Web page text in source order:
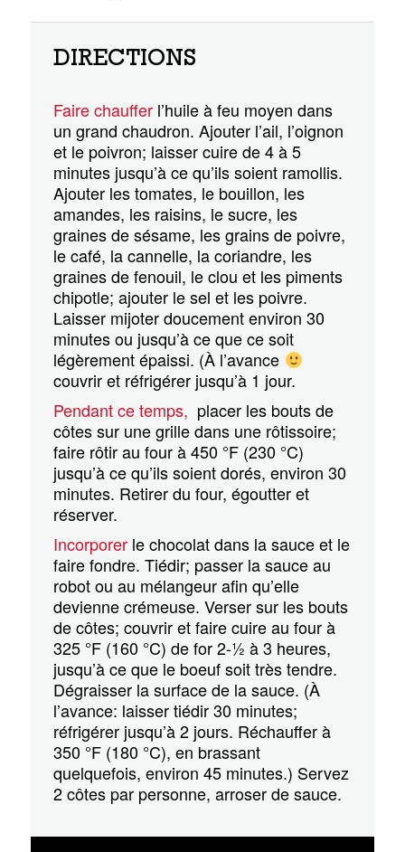
DIRECTIONS
Faire chauffer l’huile à feu moyen dans
un grand chaudron. Ajouter l’ail, l’oignon
et le poivron; laisser cuire de 4 à 5
minutes jusqu’à ce qu’ils soient ramollis.
Ajouter les tomates, le bouillon, les
amandes, les raisins, le sucre, les
graines de sésame, les grains de poivre,
le café, la cannelle, la coriandre, les
graines de fenouil, le clou et les piments
chipotle; ajouter le sel et les poivre.
Laisser mijoter doucement environ 30
minutes ou jusqu’à ce que ce soit
légèrement épaissi. (À l’avance
couvrir et réfrigérer jusqu’à 1 jour.
Pendant ce temps, placer les bouts de
côtes sur une grille dans une rôtissoire;
faire rôtir au four à 450 °F (230 °C)
jusqu’à ce qu’ils soient dorés, environ 30
minutes. Retirer du four, égoutter et
réserver.
Incorporer le chocolat dans la sauce et le
faire fondre. Tiédir; passer la sauce au
robot ou au mélangeur afin qu’elle
devienne crémeuse. Verser sur les bouts
de côtes; couvrir et faire cuire au four à
325 °F (160 °C) de for 2-½ à 3 heures,
jusqu’à ce que le boeuf soit très tendre.
Dégraisser la surface de la sauce. (À
l’avance: laisser tiédir 30 minutes;
réfrigérer jusqu’à 2 jours. Réchauffer à
350 °F (180 °C), en brassant
quelquefois, environ 45 minutes.) Servez
2 côtes par personne, arroser de sauce.